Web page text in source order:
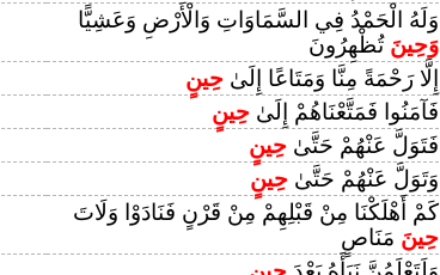
وَلَهُ الْحَمْدُ فِي السَّمَاوَاتِ وَالْأَرْضِ وَعَشِيًّا
وَحِينَ تُظْهِرُونَ
إِلَّا رَحْمَةً مِنَّا وَمَتَاعًا إِلَىٰ حِينٍ
فَآمَنُوا فَمَتَّعْنَاهُمْ إِلَىٰ حِينٍ
فَتَوَلَّ عَنْهُمْ حَتَّىٰ حِينٍ
وَتَوَلَّ عَنْهُمْ حَتَّىٰ حِينٍ
كَمْ أَهْلَكْنَا مِنْ قَبْلِهِمْ مِنْ قَرْنٍ فَنَادَوْا وَلَاتَ
حِينَ مَنَاصٍ